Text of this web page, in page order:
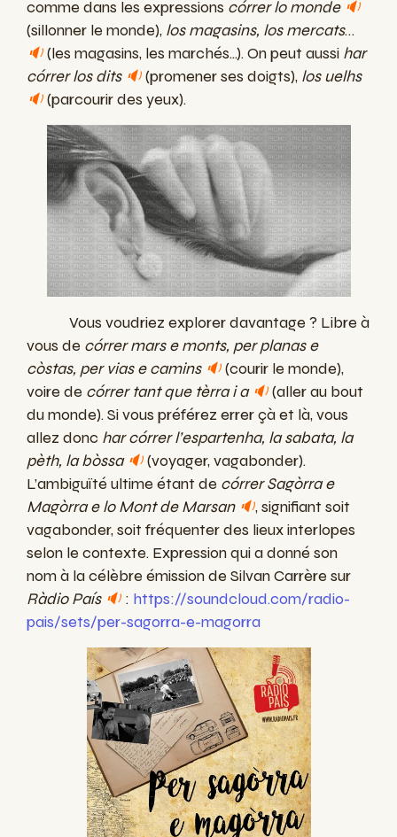
comme dans les expressions córrer lo monde 🔉
(sillonner le monde), los magasins, los mercats…
🔉(les magasins, les marchés...). On peut aussi har
córrer los dits 🔉(promener ses doigts), los uelhs
🔉(parcourir des yeux).
Vous voudriez explorer davantage ? Libre à
vous de córrer mars e monts, per planas e
còstas, per vias e camins 🔉(courir le monde),
voire de córrer tant que tèrra i a 🔉(aller au bout
du monde). Si vous préférez errer çà et là, vous
allez donc har córrer l’espartenha, la sabata, la
pèth, la bòssa 🔉(voyager, vagabonder).
L’ambiguïté ultime étant de córrer Sagòrra e
Magòrra e lo Mont de Marsan 🔉, signifiant soit
vagabonder, soit fréquenter des lieux interlopes
selon le contexte. Expression qui a donné son
nom à la célèbre émission de Silvan Carrère sur
Ràdio País 🔉 : https://soundcloud.com/radio-
pais/sets/per-sagorra-e-magorra